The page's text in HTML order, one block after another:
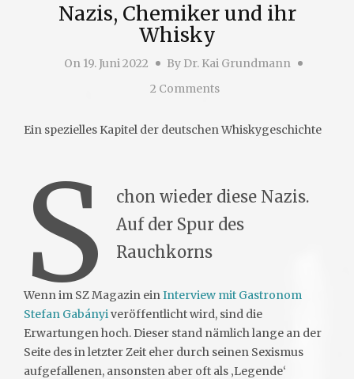
Nazis, Chemiker und ihr
Whisky
On19. Juni 2022 By Dr. Kai Grundmann
2 Comments
Ein spezielles Kapitel der deutschen Whiskygeschichte
S
chon wieder diese Nazis.
Auf der Spur des
Rauchkorns
Wenn im SZ Magazin einInterview mit Gastronom
Stefan Gabányiveröffentlicht wird, sind die
Erwartungen hoch. Dieser stand nämlich lange an der
Seite des in letzter Zeit eher durch seinen Sexismus
aufgefallenen, ansonsten aber oft als ‚Legende‘